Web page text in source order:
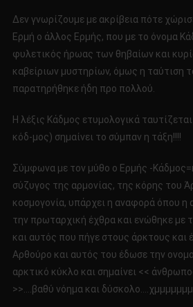
Δεν γνωρίζουμε με ακρίβεια πότε
Ερμή ο άλλος Ερμής, που με το όνομα
φυλετικός ήρωας των θηβαίων και
καβείριων μυστηρίων, όμως η ταύτιση
παρατηρήθηκε ήδη προ πολλού.
Η λέξις Κάδμος ετυμολογικά
κόδ-μος) σημαίνει το σύμπαν η τάξη!!!!
Σύμφωνα με τον μύθο ο Ερμής -
σύζυγος της αρμονίας, της κόρης του
κοσμογονία, υπάρχει η αναφορά όπου η
την πρωταρχική έχθρα και ενώθηκε με
και αυτός που πήγε στους άρκτους και
Αρθούρο και αυτός του έδωσε την
αρκτικό κύκλο και σημαίνει <<
>>….βαθύ νόημα και